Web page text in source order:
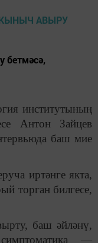
бетмәсә,
институтының
Антон Зайцев
баш мие
иртәнге якта,
торган билгесе,
баш әйләнү,
—